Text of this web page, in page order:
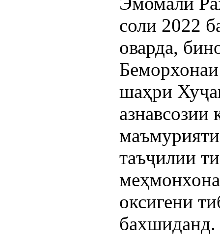
соли 2022
оварда,
шаҳри
азнавсозии
таъҷилии
оксигени
бахшиданд.